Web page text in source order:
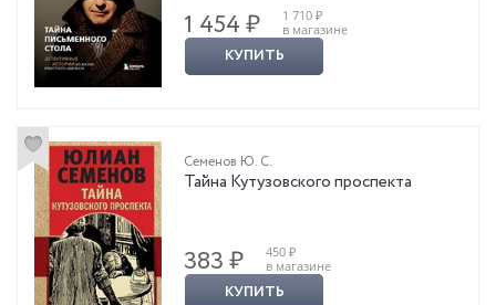
1 454 ₽
1 710 ₽
в магазине
КУПИТЬ
Семенов Ю. С.
Тайна Кутузовского проспекта
383 ₽
450 ₽
в магазине
КУПИТЬ